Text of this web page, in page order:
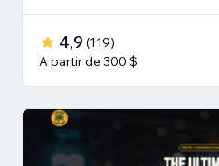
4,9 (119)
A partir de 300 $